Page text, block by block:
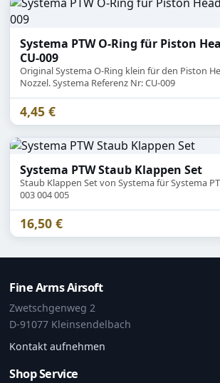
Systema PTW O-Ring für Piston
CU-009
Original Systema O-Ring klein für den Piston
Nozzel. Systema Referenz Nr: CU-009
4,45 €
Systema PTW Staub Klappen Set
Staub Klappen Set von Systema für Systema
003 004 005
16,50 €
Fine Arms Airsoft
Zwetschgenweg 2
D-91077 Kleinsendelbach
Kontakt aufnehmen
Shop Service